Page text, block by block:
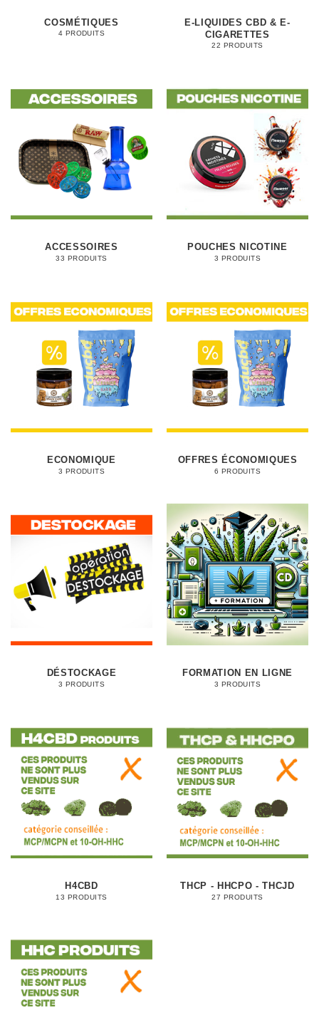
COSMÉTIQUES
4 PRODUITS
E-LIQUIDES CBD & E-
CIGARETTES
22 PRODUITS
ACCESSOIRES
33 PRODUITS
POUCHES NICOTINE
3 PRODUITS
ECONOMIQUE
3 PRODUITS
OFFRES ÉCONOMIQUES
6 PRODUITS
DÉSTOCKAGE
3 PRODUITS
FORMATION EN LIGNE
3 PRODUITS
H4CBD
13 PRODUITS
THCP - HHCPO - THCJD
27 PRODUITS